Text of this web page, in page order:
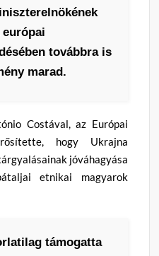
továbbra is
marad.
Costával, az Európai
hogy Ukrajna
jóváhagyása
etnikai magyarok
támogatta